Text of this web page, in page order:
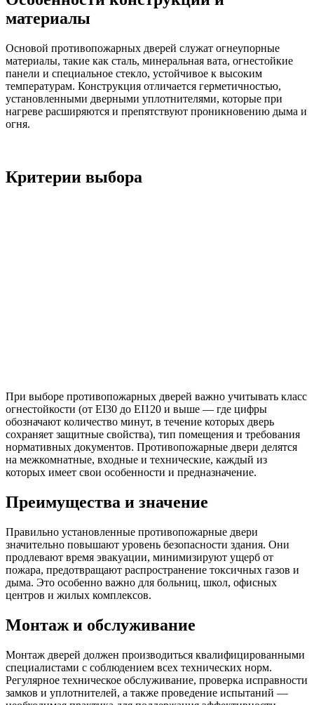
материалы
Основой противопожарных дверей служат огнеупорные
материалы, такие как сталь, минеральная вата, огнестойкие
панели и специальное стекло, устойчивое к высоким
температурам. Конструкция отличается герметичностью,
установленными дверными уплотнителями, которые при
нагреве расширяются и препятствуют проникновению дыма и
огня.
Критерии выбора
При выборе противопожарных дверей важно учитывать класс
огнестойкости (от EI30 до EI120 и выше — где цифры
обозначают количество минут, в течение которых дверь
сохраняет защитные свойства), тип помещения и требования
нормативных документов. Противопожарные двери делятся
на межкомнатные, входные и технические, каждый из
которых имеет свои особенности и предназначение.
Преимущества и значение
Правильно установленные противопожарные двери
значительно повышают уровень безопасности здания. Они
продлевают время эвакуации, минимизируют ущерб от
пожара, предотвращают распространение токсичных газов и
дыма. Это особенно важно для больниц, школ, офисных
центров и жилых комплексов.
Монтаж и обслуживание
Монтаж дверей должен производиться квалифицированными
специалистами с соблюдением всех технических норм.
Регулярное техническое обслуживание, проверка исправности
замков и уплотнителей, а также проведение испытаний —